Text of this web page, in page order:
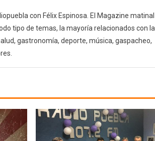
con Félix Espinosa. El Magazine matinal
tipo de temas, la mayoría relacionados con la
gastronomía, deporte, música, gaspacheo,